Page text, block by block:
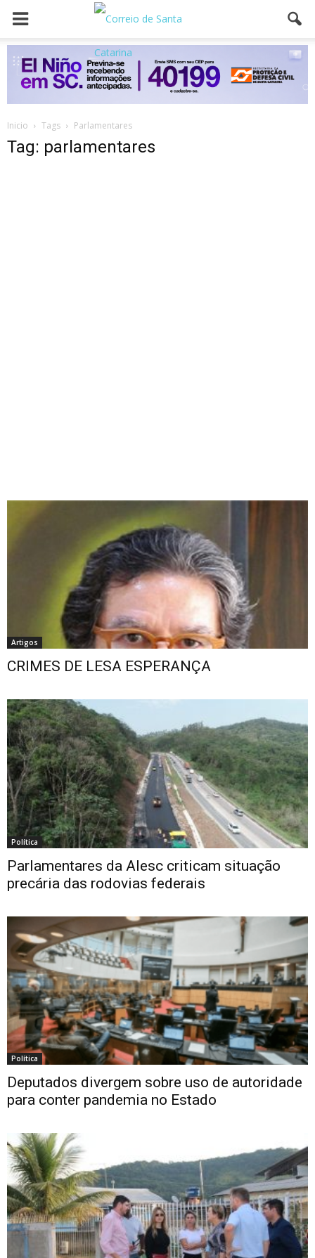
Inicio Tags Parlamentares
Tag: parlamentares
Artigos
CRIMES DE LESA ESPERANÇA
Política
Parlamentares da Alesc criticam situação
precária das rodovias federais
Política
Deputados divergem sobre uso de autoridade
para conter pandemia no Estado